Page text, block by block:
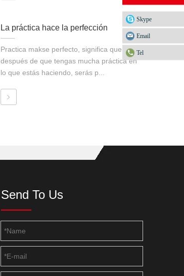
La práctica hace la perfección
Practica makse perfecto, significa que
después de que tengas mucha práctica en
lo que estás haciendo, serás p...
Skype
Email
Tel
Send To Us